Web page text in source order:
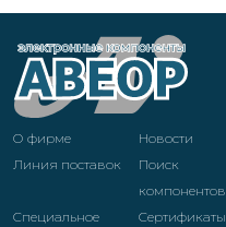
О фирме
Новости
Линия поставок
Поиск
компонентов
Специальное
Cертификаты